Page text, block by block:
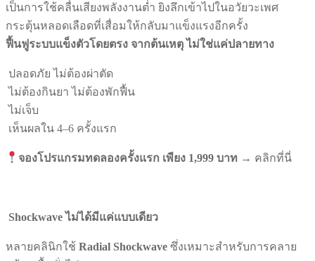
เป็นการใช้คลื่นเสียงพลังงานต่ำ ยิงลึกเข้าไปในอวัยวะเพศ
กระตุ้นหลอดเลือดที่เสื่อมให้กลับมาแข็งแรงอีกครั้ง
ฟื้นฟูระบบแข็งตัวโดยตรง จากต้นเหตุ ไม่ใช่แค่ปลายทาง
ปลอดภัย ไม่ต้องผ่าตัด
ไม่ต้องกินยา ไม่ต้องพักฟื้น
ไม่เจ็บ
เห็นผลใน 4–6 ครั้งแรก
จองโปรแกรมทดลองครั้งแรก เพียง 1,999บาท → คลิกที่นี่
Shockwaveไม่ได้มีแค่แบบเดียว
หลายคลินิกใช้ Radial Shockwave ซึ่งเหมาะสำหรับการคลาย